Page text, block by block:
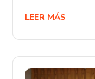
LEER MÁS